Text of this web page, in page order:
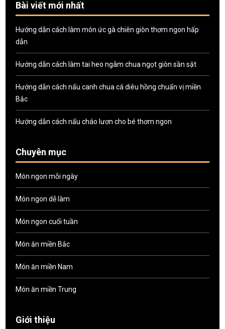
Bài viết mới nhất
Hướng dẫn cách làm món ức gà chiên giòn thơm ngon hấp
dẫn
Hướng dẫn cách làm tai heo ngâm chua ngọt giòn sần sật
Hướng dẫn cách nấu canh chua cá diêu hồng chuẩn vị miền
Bắc
Hướng dẫn cách nấu cháo lươn cho bé thơm ngon
Chuyên mục
Món ngon mỗi ngày
Món ngon dễ làm
Món ngon cuối tuần
Món ăn miền Bắc
Món ăn miền Nam
Món ăn miền Trung
Giới thiệu